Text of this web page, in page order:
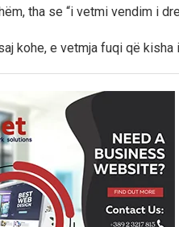
tha se “i vetmi vendim i
kohe, e vetmja fuqi që